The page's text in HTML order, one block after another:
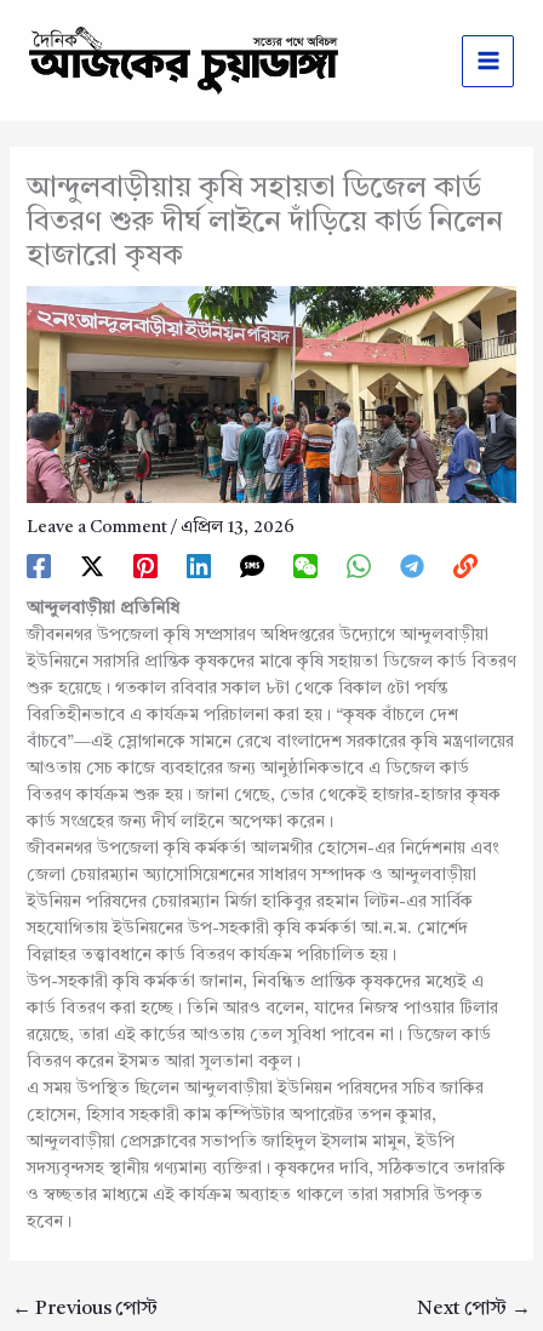
content
আন্দুলবাড়ীয়ায় কৃষি সহায়তা ডিজেল কার্ড
বিতরণ শুরু দীর্ঘ লাইনে দাঁড়িয়ে কার্ড নিলেন
হাজারো কৃষক
Leave a Comment / এপ্রিল 13, 2026
আন্দুলবাড়ীয়া প্রতিনিধি
জীবননগর উপজেলা কৃষি সম্প্রসারণ অধিদপ্তরের উদ্যোগে আন্দুলবাড়ীয়া
ইউনিয়নে সরাসরি প্রান্তিক কৃষকদের মাঝে কৃষি সহায়তা ডিজেল কার্ড বিতরণ
শুরু হয়েছে। গতকাল রবিবার সকাল ৮টা থেকে বিকাল ৫টা পর্যন্ত
বিরতিহীনভাবে এ কার্যক্রম পরিচালনা করা হয়। “কৃষক বাঁচলে দেশ
বাঁচবে”—এই স্লোগানকে সামনে রেখে বাংলাদেশ সরকারের কৃষি মন্ত্রণালয়ের
আওতায় সেচ কাজে ব্যবহারের জন্য আনুষ্ঠানিকভাবে এ ডিজেল কার্ড
বিতরণ কার্যক্রম শুরু হয়। জানা গেছে, ভোর থেকেই হাজার-হাজার কৃষক
কার্ড সংগ্রহের জন্য দীর্ঘ লাইনে অপেক্ষা করেন।
জীবননগর উপজেলা কৃষি কর্মকর্তা আলমগীর হোসেন-এর নির্দেশনায় এবং
জেলা চেয়ারম্যান অ্যাসোসিয়েশনের সাধারণ সম্পাদক ও আন্দুলবাড়ীয়া
ইউনিয়ন পরিষদের চেয়ারম্যান মির্জা হাকিবুর রহমান লিটন-এর সার্বিক
সহযোগিতায় ইউনিয়নের উপ-সহকারী কৃষি কর্মকর্তা আ.ন.ম. মোর্শেদ
বিল্লাহর তত্ত্বাবধানে কার্ড বিতরণ কার্যক্রম পরিচালিত হয়।
উপ-সহকারী কৃষি কর্মকর্তা জানান, নিবন্ধিত প্রান্তিক কৃষকদের মধ্যেই এ
কার্ড বিতরণ করা হচ্ছে। তিনি আরও বলেন, যাদের নিজস্ব পাওয়ার টিলার
রয়েছে, তারা এই কার্ডের আওতায় তেল সুবিধা পাবেন না। ডিজেল কার্ড
বিতরণ করেন ইসমত আরা সুলতানা বকুল।
এ সময় উপস্থিত ছিলেন আন্দুলবাড়ীয়া ইউনিয়ন পরিষদের সচিব জাকির
হোসেন, হিসাব সহকারী কাম কম্পিউটার অপারেটর তপন কুমার,
আন্দুলবাড়ীয়া প্রেসক্লাবের সভাপতি জাহিদুল ইসলাম মামুন, ইউপি
সদস্যবৃন্দসহ স্থানীয় গণ্যমান্য ব্যক্তিরা। কৃষকদের দাবি, সঠিকভাবে তদারকি
ও স্বচ্ছতার মাধ্যমে এই কার্যক্রম অব্যাহত থাকলে তারা সরাসরি উপকৃত
হবেন।
← Previous পোস্ট Next পোস্ট →